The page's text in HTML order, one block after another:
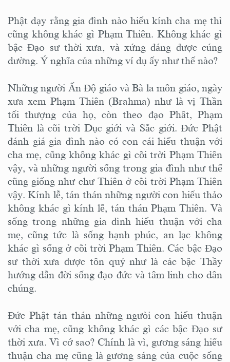
Phật dạy rằng gia đình nào hiếu kính cha mẹ thì
cũng không khác gì Phạm Thiên. Không khác gì
bậc Đạo sư thời xưa, và xứng đáng được cúng
dường. Ý nghĩa của những ví dụ ấy như thế nào?
Những người Ấn Độ giáo và Bà la môn giáo, ngày
xưa xem Phạm Thiên (Brahma) như là vị Thần
tối thượng của họ, còn theo đạo Phât, Phạm
Thiên là cõi trời Dục giới và Sắc giới. Đức Phật
đánh giá gia đình nào có con cái hiếu thuận với
cha mẹ, cũng không khác gì cõi trời Phạm Thiên
vậy, và những người sống trong gia đình như thế
cũng giống như chư Thiên ở cõi trời Phạm Thiên
vậy. Kính lễ, tán thán những người con hiếu thảo
không khác gì kính lễ, tán thán Phạm Thiên. Và
sống trong những gia đình hiếu thuận với cha
mẹ, cũng tức là sống hạnh phúc, an lạc không
khác gì sống ở cõi trời Phạm Thiên. Các bậc Đạo
sư thời xưa được tôn quý như là các bậc Thầy
hướng dẫn đời sống đạo đức và tâm linh cho dân
chúng.
Đức Phật tán thán những ngưòi con hiếu thuận
với cha mẹ, cũng không khác gì các bậc Đạo sư
thời xưa. Vì cớ sao? Chính là vì, gương sáng hiếu
thuận cha mẹ cũng là gương sáng của cuộc sống